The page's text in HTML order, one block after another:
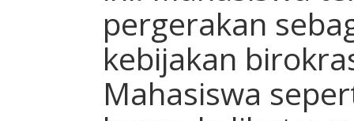
pergerakan
kebijakan
Mahasiswa